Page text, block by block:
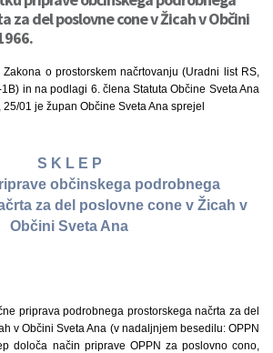
za del poslovne cone v Žicah v Občini
o prostorskem načrtovanju (Uradni list RS,
in na podlagi 6. člena Statuta Občine Sveta Ana
01 je župan Občine Sveta Ana sprejel
S K L E P
občinskega podrobnega
za del poslovne cone v Žicah v
Občini Sveta Ana
priprava podrobnega prostorskega načrta za del
v Občini Sveta Ana (v nadaljnjem besedilu: OPPN
določa način priprave OPPN za poslovno cono,